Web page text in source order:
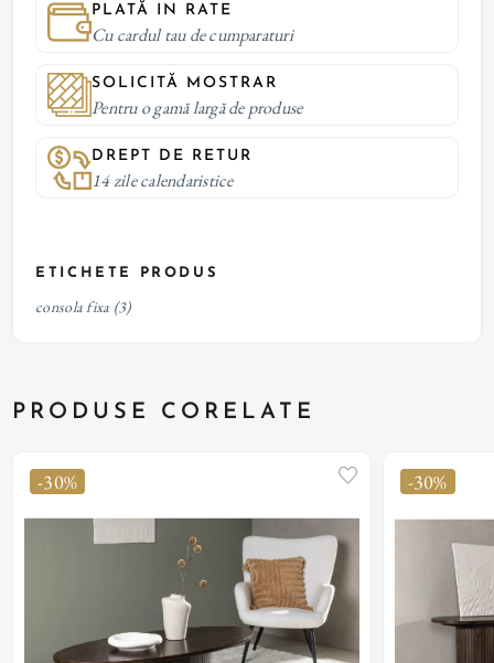
PLATĂ IN RATE
Cu cardul tau de cumparaturi
SOLICITĂ MOSTRAR
Pentru o gamă largă de produse
DREPT DE RETUR
14 zile calendaristice
ETICHETE PRODUS
consola fixa (3)
PRODUSE CORELATE
-30% -30%